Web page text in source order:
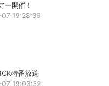
ー開催！
19:28:36
特番放送
19:03:32